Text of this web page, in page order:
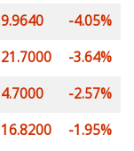
9.9640
-4.05%
21.7000
-3.64%
4.7000
-2.57%
16.8200 -1.95%